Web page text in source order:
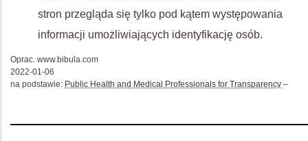
stron przegląda się tylko pod kątem występowania
informacji umożliwiających identyfikację osób.
Oprac. www.bibula.com
2022-01-06
na podstawie: Public Health and Medical Professionals for Transparency –